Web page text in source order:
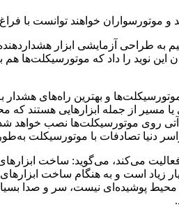
و موتورسواران خواهند توانست
به طراحی آزمایشی ابزار
این نوید را داد که موتورسیکلت‌ها
و بهترین راه‌های
یا مسیر از جمله ابزارهایی هستند
می‌گویند: نخستین سیستم‌های ایمنی به احتمال زیاد طی
به‌طور میانگین 22درصد سوانح جاده‌ای را به‌خود
می‌کند، می‌گوید: ساخت
است و به هنگام ساخت ابزارهای
پوشیده‌ای نیست، سر و صدا